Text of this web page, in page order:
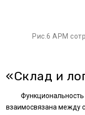
Рис.6 АРМ
«Склад и
Функциональность
взаимосвязана между